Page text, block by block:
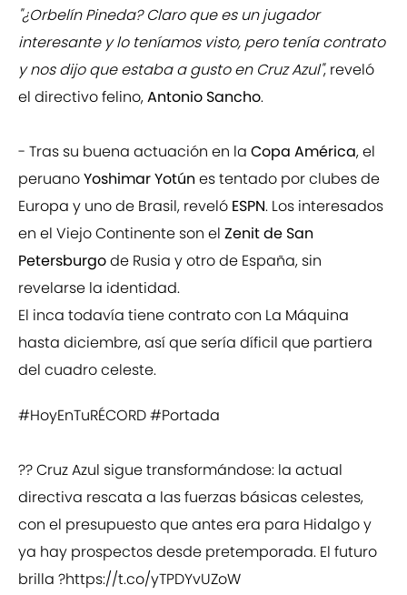
"¿Orbelín Pineda? Claro que es un jugador
interesante y lo teníamos visto, pero tenía contrato
y nos dijo que estaba a gusto en Cruz Azul", reveló
el directivo felino,Antonio Sancho.
- Tras su buena actuación en la Copa América, el
peruanoYoshimar Yotún es tentado por clubes de
Europa y uno de Brasil, reveló ESPN. Los interesados
en el Viejo Continente son el Zenit de San
Petersburgode Rusia y otro de España, sin
revelarse la identidad.
El inca todavía tiene contrato con La Máquina
hasta diciembre, así que sería díficil que partiera
del cuadro celeste.
#HoyEnTuRÉCORD#Portada
?? Cruz Azul sigue transformándose: la actual
directiva rescata a las fuerzas básicas celestes,
con el presupuesto que antes era para Hidalgo y
ya hay prospectos desde pretemporada. El futuro
brilla ?https://t.co/yTPDYvUZoW